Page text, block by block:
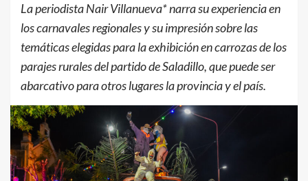
La periodista Nair Villanueva* narra su experiencia en
los carnavales regionales y su impresión sobre las
temáticas elegidas para la exhibición en carrozas de los
parajes rurales del partido de Saladillo, que puede ser
abarcativo para otros lugares la provincia y el país.